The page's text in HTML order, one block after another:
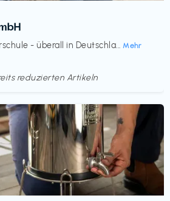
- überall in Deutschla... Mehr
reduzierten Artikeln